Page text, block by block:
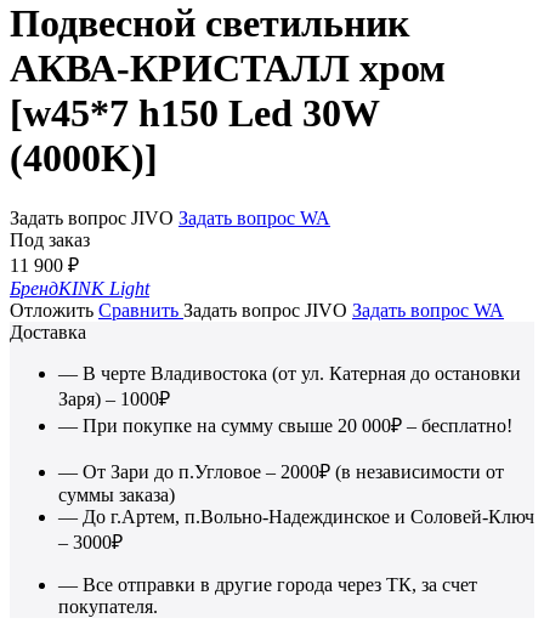
Подвесной светильник
АКВА-КРИСТАЛЛ хром
[w45*7 h150 Led 30W
(4000K)]
Задать вопрос JIVO Задать вопрос WA
Под заказ
11 900 ₽
БрендKINK Light
Отложить Сравнить Задать вопрос JIVO Задать вопрос WA
Доставка
— В черте Владивостока (от ул. Катерная до остановки
Заря) – 1000₽
— При покупке на сумму свыше 20 000₽ – бесплатно!
— От Зари до п.Угловое – 2000₽ (в независимости от
суммы заказа)
— До г.Артем, п.Вольно-Надеждинское и Соловей-Ключ
– 3000₽
— Все отправки в другие города через ТК, за счет
покупателя.